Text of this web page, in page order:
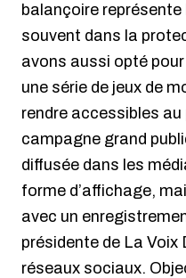
balançoire
souvent dans la
avons aussi opté
une série de jeux de
rendre accessibles
campagne grand
diffusée dans les
forme d’affichage,
avec un
présidente de La Voix
réseaux sociaux.